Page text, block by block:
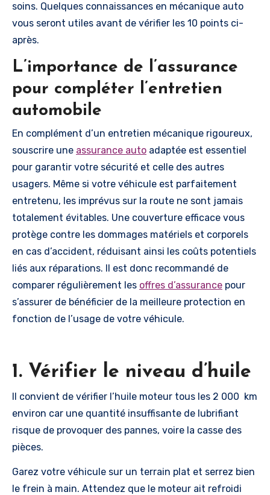
soins. Quelques connaissances en mécanique auto
vous seront utiles avant de vérifier les 10 points ci-
après.
L’importance de l’assurance
pour compléter l’entretien
automobile
En complément d’un entretien mécanique rigoureux,
souscrire une assurance auto adaptée est essentiel
pour garantir votre sécurité et celle des autres
usagers. Même si votre véhicule est parfaitement
entretenu, les imprévus sur la route ne sont jamais
totalement évitables. Une couverture efficace vous
protège contre les dommages matériels et corporels
en cas d’accident, réduisant ainsi les coûts potentiels
liés aux réparations. Il est donc recommandé de
comparer régulièrement les offres d’assurance pour
s’assurer de bénéficier de la meilleure protection en
fonction de l’usage de votre véhicule.
1. Vérifier le niveau d’huile
Il convient de vérifier l’huile moteur tous les 2 000 km
environ car une quantité insuffisante de lubrifiant
risque de provoquer des pannes, voire la casse des
pièces.
Garez votre véhicule sur un terrain plat et serrez bien
le frein à main. Attendez que le moteur ait refroidi